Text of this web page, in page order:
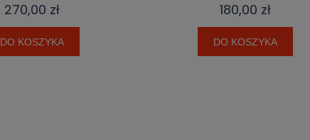
270,00 zł
DO KOSZYKA
180,00 zł
DO KOSZYKA